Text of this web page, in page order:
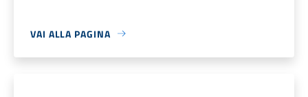
VAI ALLA PAGINA